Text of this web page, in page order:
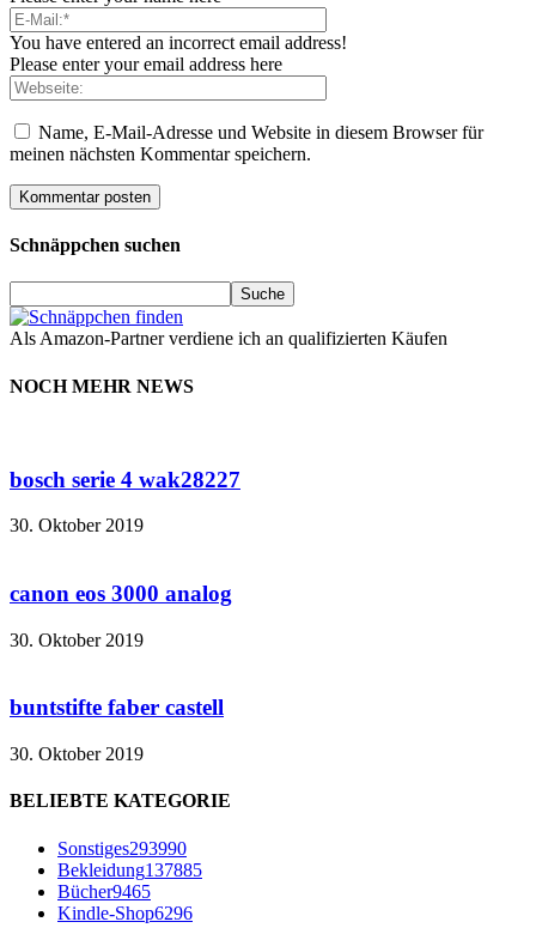
You have entered an incorrect email address!
Please enter your email address here
Name, E-Mail-Adresse und Website in diesem Browser für
meinen nächsten Kommentar speichern.
Schnäppchen suchen
Als Amazon-Partner verdiene ich an qualifizierten Käufen
NOCH MEHR NEWS
bosch serie 4 wak28227
30. Oktober 2019
canon eos 3000 analog
30. Oktober 2019
buntstifte faber castell
30. Oktober 2019
BELIEBTE KATEGORIE
Sonstiges293990
Bekleidung137885
Bücher9465
Kindle-Shop6296